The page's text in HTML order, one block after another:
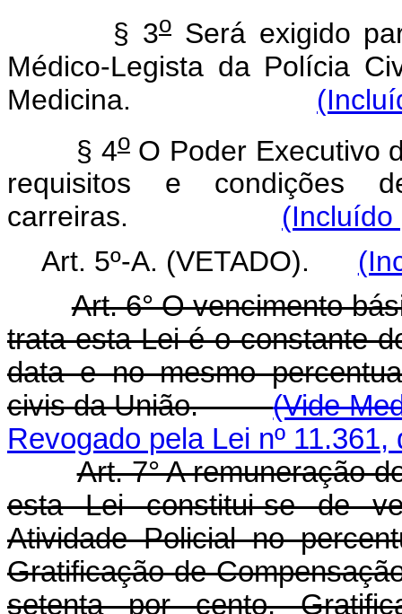
§ 3o Será exigido
Médico-Legista da Polícia
Medicina.
§ 4oO Poder Executivo
requisitos e condições
carreiras. (Incluído
Art. 5º-A. (VETADO).
Art. 6° O vencimento
trata esta Lei é o constante
data e no mesmo
civis da União.(Vide
Revogado pela Lei nº 11.361,
Art. 7° A remuneração
esta Lei constitui-se de
Atividade Policial no
Gratificação de
setenta por cento,